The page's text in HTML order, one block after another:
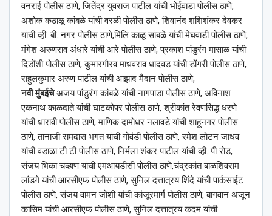
वनराई पोलीस ठाणे, जितेंद्र युवराज पाटील यांची भोईवाडा पोलीस ठाणे,
अशोक कठाळू कांबळे यांची वरळी पोलीस ठाणे, शिवानंद शशिशंकर देवकर
यांची व्ही. बी. नगर पोलीस ठाणे,मिलिं काळू सांबळे यांची मेघवाडी पोलीस ठाणे,
मंगेश अरुणराव अंधारे यांची आरे पोलीस ठाणे, प्रकाश पांडुरंग मासाळ यांची
दिडोंशी पोलीस ठाणे, कुमारगौरव माधवराव धादवड यांची डोंगरी पोलीस ठाणे,
राहुलकुमार अरुण पाटील यांची आझाद मैदान पोलीस ठाणे,
नवी मुंबईचेअजय पांडुरंग कांबळे यांची नागपाडा पोलीस ठाणे, अविनाश
एकनाथ काळदाते यांची घाटकोपर पोलीस ठाणे, श्रीकांत रेवणसिद्ध धरणे
यांची धारावी पोलीस ठाणे, माणिक दामोधर नलावडे यांची शाहूनगर पोलीस
ठाणे, तानाजी रामदास भगत यांची गोवंडी पोलीस ठाणे, रमेश लोटन जाधव
यांची वडाळा टी टी पोलीस ठाणे, निर्मला शंकर पाटील यांची व्ही. पी रोड,
संजय भिका चव्हाण यांची एमआयडीसी पोलीस ठाणे,चंद्रकांत बाळशिवराम
लांडगे यांची आरसीएफ पोलीस ठाणे, सुनिल दत्तात्रय शिंदे यांची पार्कसाईट
पोलीस ठाणे, संजय वामन जोशी यांची कांजूरमार्ग पोलीस ठाणे, बागवान अंजून
कासिम यांची आरसीएफ पोलीस ठाणे, सुनिल दत्तात्रय कदम यांची